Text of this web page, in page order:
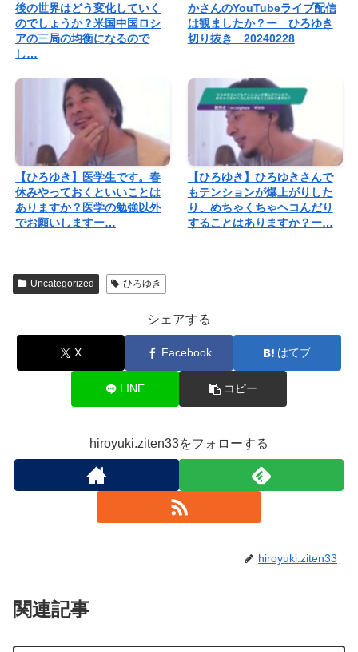
後の世界はどう変化していく
のでしょうか？米国中国ロシ
アの三局の均衡になるので
し…
かさんのYouTubeライブ配信
は観ましたか？ー ひろゆき
切り抜き 20240228
【ひろゆき】医学生です。春
休みやっておくといいことは
ありますか？医学の勉強以外
でお願いしますー…
【ひろゆき】ひろゆきさんで
もテンションが爆上がりした
り、めちゃくちゃヘコんだり
することはありますか？ー…
Uncategorized ひろゆき
シェアする
X Facebook はてブ
LINE コピー
hiroyuki.ziten33をフォローする
hiroyuki.ziten33
関連記事